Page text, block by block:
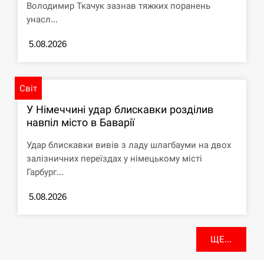
Володимир Ткачук зазнав тяжких поранень
унасл...
5.08.2026
Світ
У Німеччині удар блискавки розділив
навпіл місто в Баварії
Удар блискавки вивів з ладу шлагбауми на двох
залізничних переїздах у німецькому місті
Гарбург...
5.08.2026
ЩЕ...